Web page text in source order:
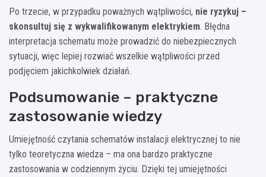
Po trzecie, w przypadku poważnych wątpliwości, nie ryzykuj –
skonsultuj się z wykwalifikowanym elektrykiem. Błędna
interpretacja schematu może prowadzić do niebezpiecznych
sytuacji, więc lepiej rozwiać wszelkie wątpliwości przed
podjęciem jakichkolwiek działań.
Podsumowanie – praktyczne
zastosowanie wiedzy
Umiejętność czytania schematów instalacji elektrycznej to nie
tylko teoretyczna wiedza – ma ona bardzo praktyczne
zastosowania w codziennym życiu. Dzięki tej umiejętności